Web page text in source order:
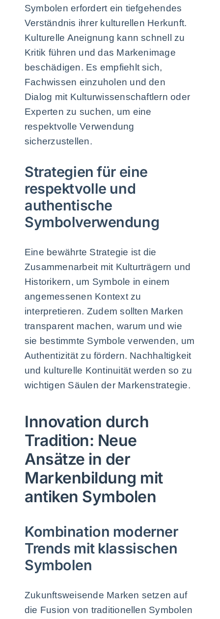
Symbolen erfordert ein tiefgehendes
Verständnis ihrer kulturellen Herkunft.
Kulturelle Aneignung kann schnell zu
Kritik führen und das Markenimage
beschädigen. Es empfiehlt sich,
Fachwissen einzuholen und den
Dialog mit Kulturwissenschaftlern oder
Experten zu suchen, um eine
respektvolle Verwendung
sicherzustellen.
Strategien für eine
respektvolle und
authentische
Symbolverwendung
Eine bewährte Strategie ist die
Zusammenarbeit mit Kulturträgern und
Historikern, um Symbole in einem
angemessenen Kontext zu
interpretieren. Zudem sollten Marken
transparent machen, warum und wie
sie bestimmte Symbole verwenden, um
Authentizität zu fördern. Nachhaltigkeit
und kulturelle Kontinuität werden so zu
wichtigen Säulen der Markenstrategie.
Innovation durch
Tradition: Neue
Ansätze in der
Markenbildung mit
antiken Symbolen
Kombination moderner
Trends mit klassischen
Symbolen
Zukunftsweisende Marken setzen auf
die Fusion von traditionellen Symbolen